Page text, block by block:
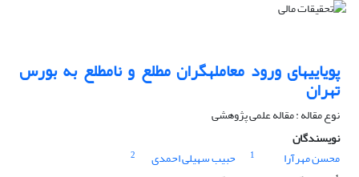
پویایی‎های ورود معامله‎گران مطلع و نامطلع به بورس
تهران
نوع مقاله : مقاله علمی پژوهشی
نویسندگان
محسن مهرآرا
1 حبیب سهیلی احمدی
2